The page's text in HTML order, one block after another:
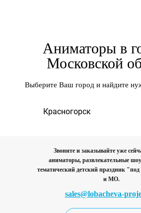
Аниматоры в
Московской
Выберите Ваш город и найдите
Красногорск
Звоните и заказывайте уже
аниматоры, развлекательные
тематический детский праздник
и МО.
sales@lobacheva-